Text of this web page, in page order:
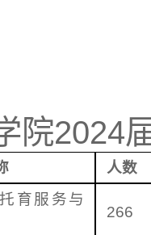
院2024
人数
育服务与
266